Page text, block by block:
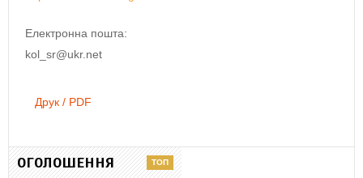
Електронна пошта:
kol_sr@ukr.net
Друк / PDF
ОГОЛОШЕННЯ